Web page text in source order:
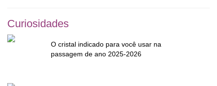
Curiosidades
O cristal indicado para você usar na
passagem de ano 2025-2026